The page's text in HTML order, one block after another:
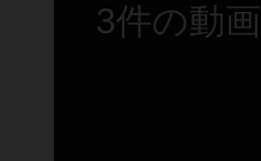
3件の動画